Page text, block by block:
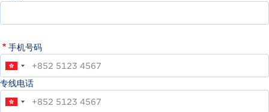
手机号码
专线电话